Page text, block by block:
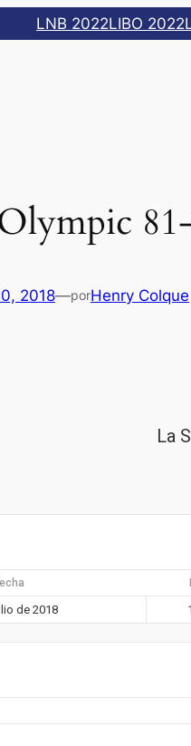
LNB 2022LIBO 2022
2018—porHenry Colque
La
de 2018